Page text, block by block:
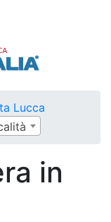
Lucca
in